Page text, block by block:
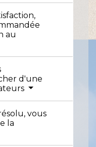
au
d'une
vous
la